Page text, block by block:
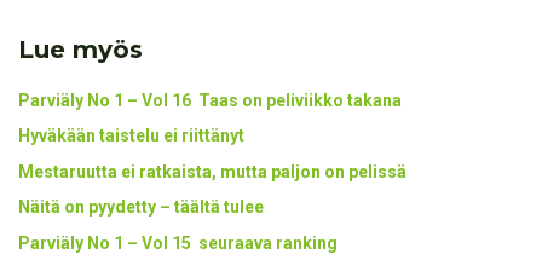
Lue myös
Parviäly No 1 – Vol 16 Taas on peliviikko takana
Hyväkään taistelu ei riittänyt
Mestaruutta ei ratkaista, mutta paljon on pelissä
Näitä on pyydetty – täältä tulee
Parviäly No 1 – Vol 15 seuraava ranking